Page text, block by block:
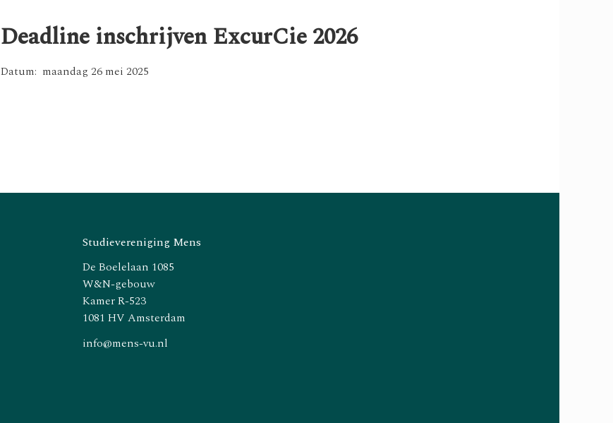
Deadline inschrijven ExcurCie 2026
Datum: maandag 26 mei 2025
Studievereniging Mens
De Boelelaan 1085
W&N-gebouw
Kamer R-523
1081 HV Amsterdam
info@mens-vu.nl